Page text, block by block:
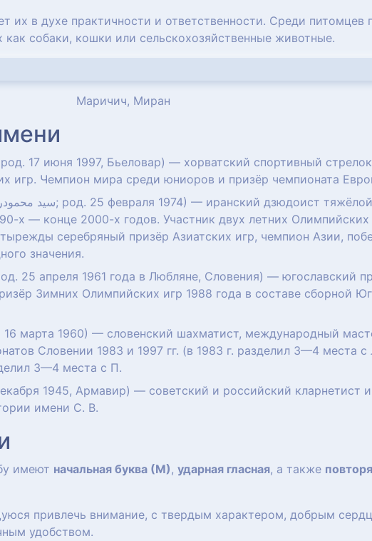
их в духе практичности и ответственности. Среди питомцев
собаки, кошки или сельскохозяйственные животные.
Маричич, Миран
17 июня 1997, Бьеловар) — хорватский спортивный
игр. Чемпион мира среди юниоров и призёр чемпионата
х — конце 2000-х годов. Участник двух летних Олимпийских
серебряный призёр Азиатских игр, чемпион Азии,
значения.
25 апреля 1961 года в Любляне, Словения) — югославский
Зимних Олимпийских игр 1988 года в составе сборной
марта 1960) — словенский шахматист, международный
Словении 1983 и 1997 гг. (в 1983 г. разделил 3—4 места
3—4 места с П.
1945, Армавир) — советский и российский кларнетист
имени С. В.
имеют начальная буква (М), ударная гласная, а также
привлечь внимание, с твердым характером, добрым
удобством.